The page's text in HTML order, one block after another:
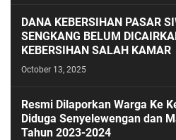
DANA KEBERSIHAN PASAR
SENGKANG BELUM
KEBERSIHAN SALAH KAMAR
October 13, 2025
Resmi Dilaporkan Warga Ke
Diduga Senyelewengan dan
Tahun 2023-2024